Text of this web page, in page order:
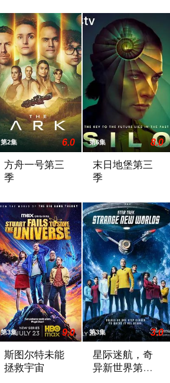
第2集 6.0
方舟一号第三
季
第6集 8.0
末日地堡第三
季
第3集 9.0
斯图尔特未能
拯救宇宙
第3集 3.0
星际迷航，奇
异新世界第四